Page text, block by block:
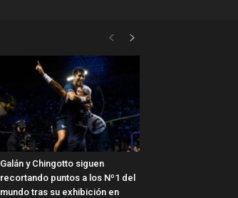
Galán y Chingotto siguen
recortando puntos a los Nº1 del
mundo tras su exhibición en